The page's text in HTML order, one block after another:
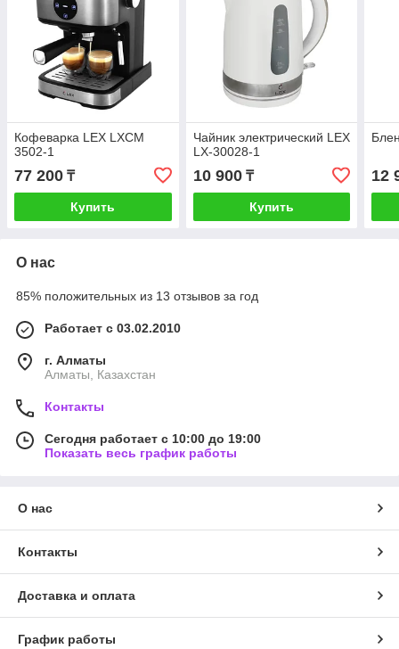
Кофеварка LEX LXCM
3502-1
77 200 ₸
Купить
Чайник электрический LEX
LX-30028-1
10 900₸
Купить
12
О нас
85% положительных из 13 отзывов за год
Работает с 03.02.2010
г. Алматы
Алматы, Казахстан
Контакты
Сегодня работает с 10:00 до 19:00
Показать весь график работы
О нас
Контакты
Доставка и оплата
График работы